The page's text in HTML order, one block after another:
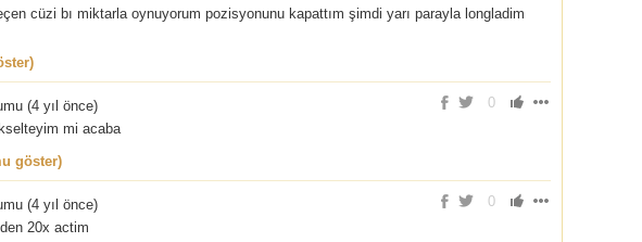
cüzi bı miktarla oynuyorum pozisyonunu kapattım şimdi yarı parayla longladim
0
(4 yıl önce)
mi acaba
göster)
0
(4 yıl önce)
20x actim